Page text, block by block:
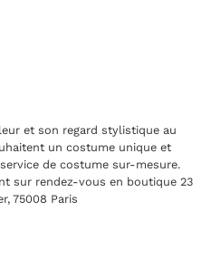
et son regard stylistique au
un costume unique et
de costume sur-mesure.
sur rendez-vous en boutique 23
75008 Paris